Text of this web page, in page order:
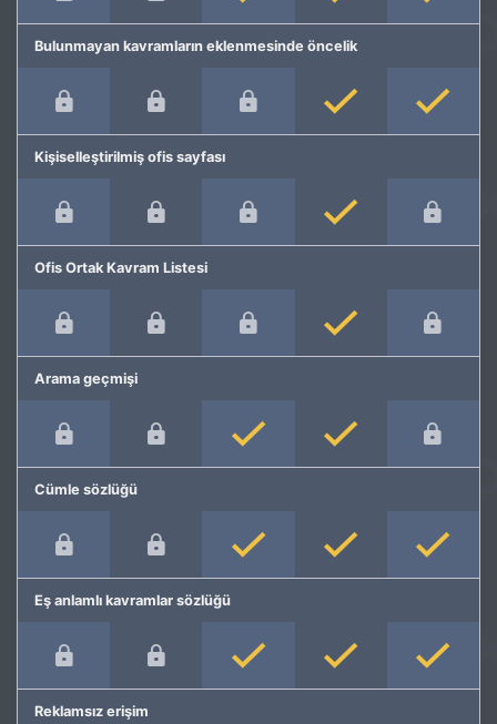
Bulunmayan kavramların eklenmesinde öncelik
Kişiselleştirilmiş ofis sayfası
Ofis Ortak Kavram Listesi
Arama geçmişi
Cümle sözlüğü
Eş anlamlı kavramlar sözlüğü
Reklamsız erişim